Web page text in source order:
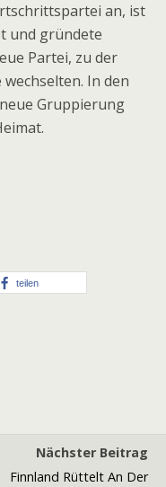
an, ist
und gründete
Partei, zu der
In den
Gruppierung
teilen
Nächster Beitrag
Finnland Rüttelt An Der